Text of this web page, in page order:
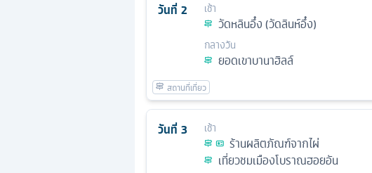
วันที่ 2 เช้า
วัดหลินอึ๋ง (วัดลินห์อึ๋ง)
กลางวัน
ยอดเขาบานาฮิลล์
วันที่ 3 เช้า
ร้านผลิตภัณฑ์จากไผ่
เที่ยวชมเมืองโบราณฮอยอัน